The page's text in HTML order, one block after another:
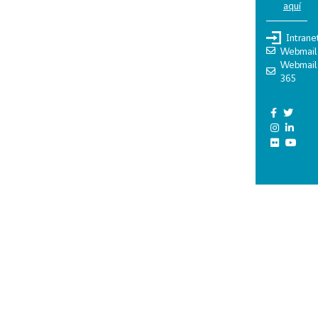
aquí
Webmail
Webmail
365